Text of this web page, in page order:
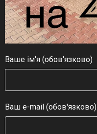
Ваше ім'я (обов'язково)
Ваш e-mail (обов'язково)